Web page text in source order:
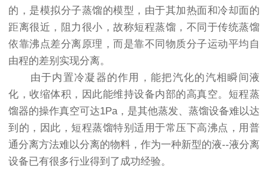
的，是模拟分子蒸馏的模型，由于其加热面和冷却面的
距离很近，阻力很小，故称短程蒸馏，不同于传统蒸馏
依靠沸点差分离原理，而是靠不同物质分子运动平均自
由程的差别实现分离。
由于内置冷凝器的作用，能把汽化的汽相瞬间液
化，收缩体积，因此能维持设备内部的高真空。短程蒸
馏器的操作真空可达1Pa，是其他蒸发、蒸馏设备难以达
到的，因此，短程蒸馏特别适用于常压下高沸点，用普
通分离方法难以分离的物料，作为一种新型的液--液分离
设备已有很多行业得到了成功经验。